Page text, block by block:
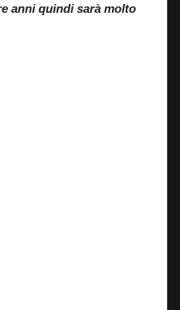
anni quindi sarà molto